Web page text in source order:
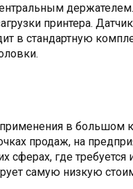
принтера.
в стандартную
в большом
продаж, на
сферах, где требуется
самую низкую